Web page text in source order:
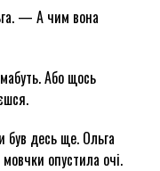
— А чим вона
Або щось
був десь ще. Ольга
опустила очі.